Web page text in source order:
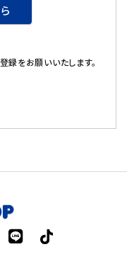
をお願いいたします。